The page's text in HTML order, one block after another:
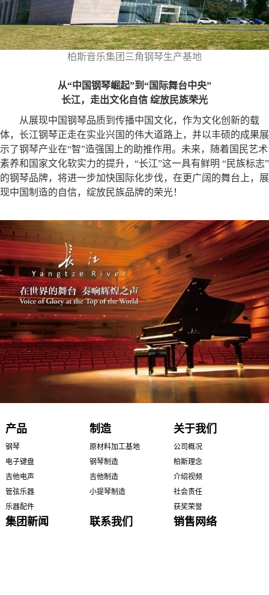
柏斯音乐集团三角钢琴生产基地
从“中国钢琴崛起”到“国际舞台中央”
长江，走出文化自信 绽放民族荣光
从展现中国钢琴品质到传播中国文化，作为文化创新的载
体，长江钢琴正走在实业兴国的伟大道路上，并以丰硕的成果展
示了钢琴产业在“智”造强国上的助推作用。未来，随着国民艺术
素养和国家文化软实力的提升，“长江”这一具有鲜明 “民族标志”
的钢琴品牌，将进一步加快国际化步伐，在更广阔的舞台上，展
现中国制造的自信，绽放民族品牌的荣光！
产品
钢琴
电子键盘
吉他电声
管弦乐器
乐器配件
制造
原材料加工基地
钢琴制造
吉他制造
小提琴制造
关于我们
公司概况
柏斯理念
介绍视频
社会责任
获奖荣誉
集团新闻 联系我们 销售网络